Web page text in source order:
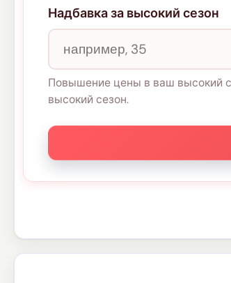
Надбавка за высокий сезон
Повышение цены в ваш высокий
высокий сезон.